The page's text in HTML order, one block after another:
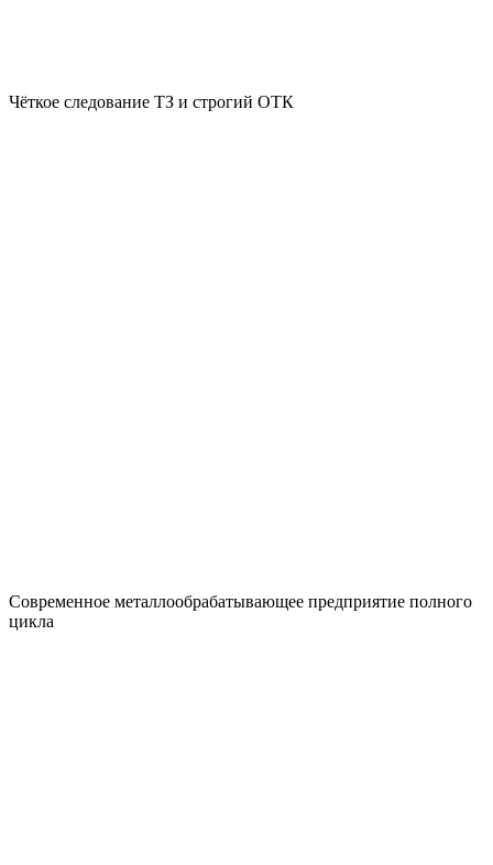
Чёткое следование ТЗ и строгий ОТК
Современное металлообрабатывающее предприятие полного
цикла